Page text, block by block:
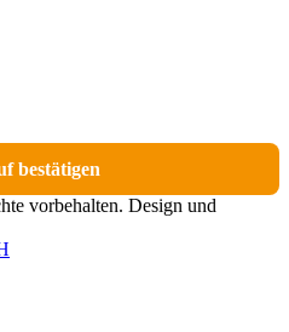
den Widerruf
bestätigen
vorbehalten. Design und